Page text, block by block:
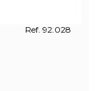
Ref. 92.028